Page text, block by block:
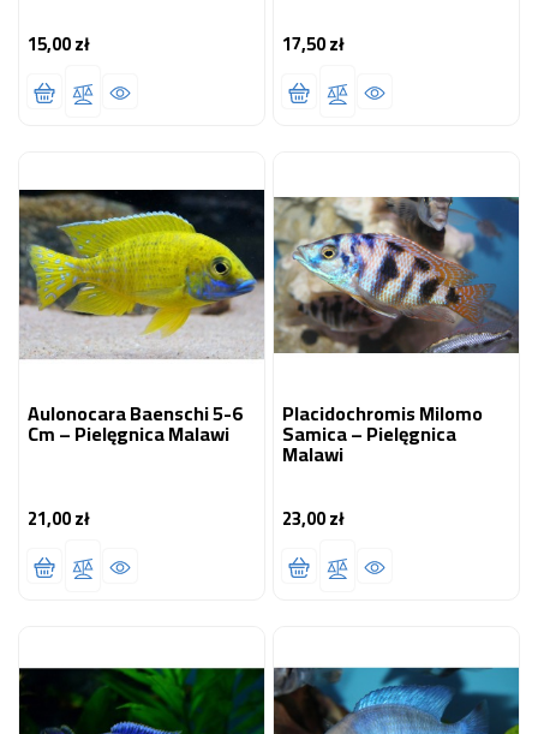
15,00 złCena 17,50 złCena
Aulonocara Baenschi 5-6
Cm – Pielęgnica Malawi
21,00 złCena
Placidochromis Milomo
Samica – Pielęgnica
Malawi
23,00 złCena